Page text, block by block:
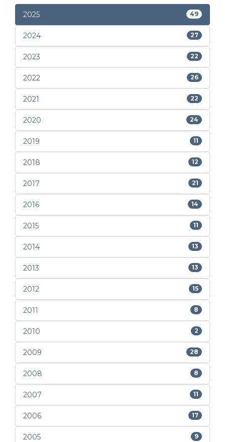
2025 49
2024 27
2023 22
2022 26
2021 22
2020 24
2019 11
2018 12
2017 21
2016 14
2015 11
2014 13
2013 13
2012 15
2011 8
2010 2
2009 28
2008 8
2007 11
2006 17
2005 9